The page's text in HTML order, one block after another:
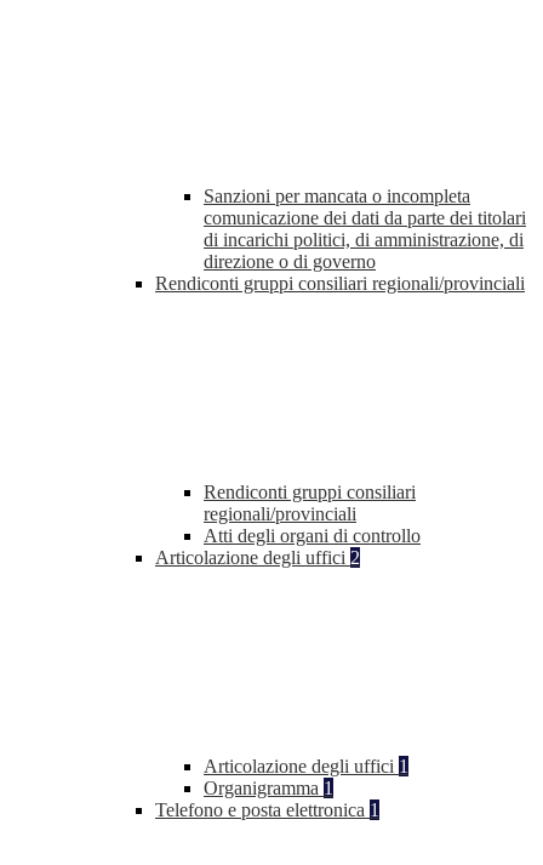
Sanzioni per mancata o incompleta
comunicazione dei dati da parte dei titolari
di incarichi politici, di amministrazione, di
direzione o di governo
Rendiconti gruppi consiliari regionali/provinciali
Rendiconti gruppi consiliari
regionali/provinciali
Atti degli organi di controllo
Articolazione degli uffici 2
Articolazione degli uffici 1
Organigramma 1
Telefono e posta elettronica 1